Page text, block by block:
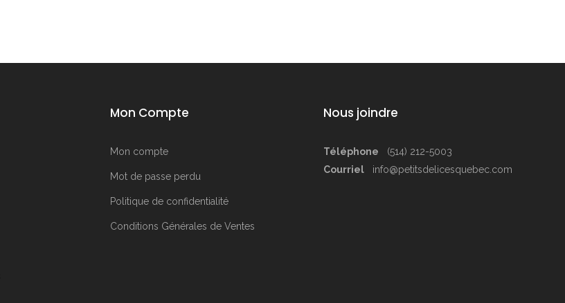
Mon Compte
Mon compte
Mot de passe perdu
Politique de confidentialité
Conditions Générales de Ventes
Nous joindre
Téléphone
(514) 212-5003
Courriel
info@petitsdelicesquebec.com